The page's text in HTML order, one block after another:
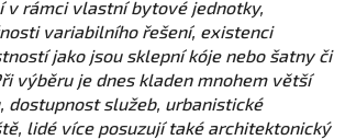
v rámci vlastní bytové jednotky,
variabilního řešení, existenci
jako jsou sklepní kóje nebo šatny či
výběru je dnes kladen mnohem větší
dostupnost služeb, urbanistické
lidé více posuzují také architektonický